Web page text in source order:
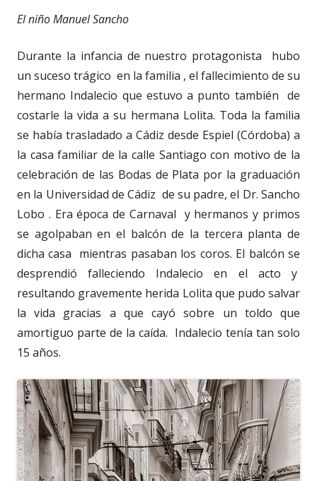
El niño Manuel Sancho
Durante la infancia de nuestro protagonista hubo
un suceso trágico en la familia , el fallecimiento de su
hermano Indalecio que estuvo a punto también de
costarle la vida a su hermana Lolita. Toda la familia
se había trasladado a Cádiz desde Espiel (Córdoba) a
la casa familiar de la calle Santiago con motivo de la
celebración de las Bodas de Plata por la graduación
en la Universidad de Cádiz de su padre, el Dr. Sancho
Lobo . Era época de Carnaval y hermanos y primos
se agolpaban en el balcón de la tercera planta de
dicha casa mientras pasaban los coros. El balcón se
desprendió falleciendo Indalecio en el acto y
resultando gravemente herida Lolita que pudo salvar
la vida gracias a que cayó sobre un toldo que
amortiguo parte de la caída. Indalecio tenía tan solo
15 años.